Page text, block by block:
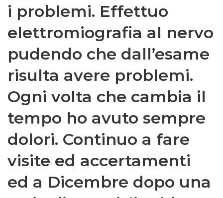
i problemi. Effettuo
elettromiografia al nervo
pudendo che dall’esame
risulta avere problemi.
Ogni volta che cambia il
tempo ho avuto sempre
dolori. Continuo a fare
visite ed accertamenti
ed a Dicembre dopo una